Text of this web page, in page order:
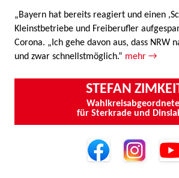
„Bayern hat bereits reagiert und einen
Kleinstbetriebe und Freiberufler
Corona. „Ich gehe davon aus, dass NRW
und zwar schnellstmöglich.“ mehr →
STEFAN
für Sterkrade und